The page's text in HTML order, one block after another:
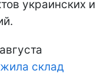
украинских и
склад